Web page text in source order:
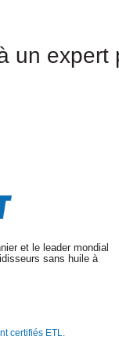
un
et le leader mondial
sans huile à
certifiés ETL.